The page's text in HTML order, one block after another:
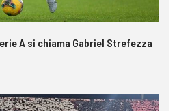
A si chiama Gabriel Strefezza